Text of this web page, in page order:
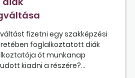
fizetni egy szakképzési
foglalkoztatott diák
öt munkanap
kiadni a részére?...